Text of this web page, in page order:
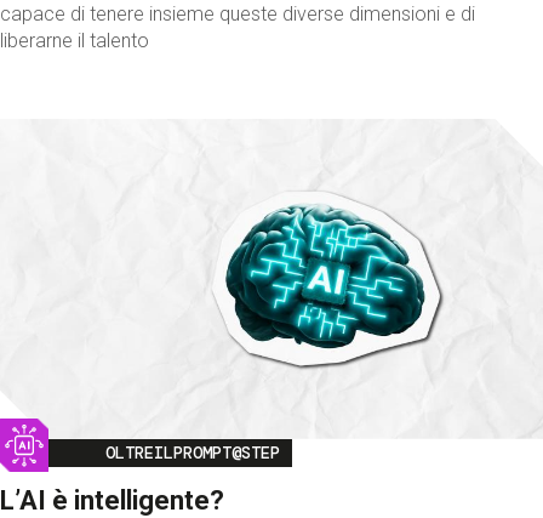
capace di tenere insieme queste diverse dimensioni e di
liberarne il talento
Image
OLTREILPROMPT@STEP
L’AI è intelligente?